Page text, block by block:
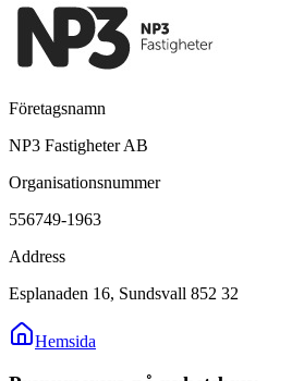
Företagsnamn
NP3 Fastigheter AB
Organisationsnummer
556749-1963
Address
Esplanaden 16, Sundsvall 852 32
Hemsida